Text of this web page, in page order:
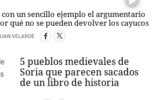
un sencillo ejemplo el argumentario
qué no se pueden devolver los cayucos
VELARDE
5 pueblos medievales de
Soria que parecen sacados
de un libro de historia